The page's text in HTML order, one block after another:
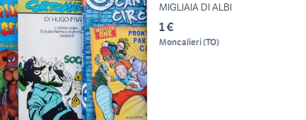
MIGLIAIA DI ALBI
1 €
Moncalieri(TO)